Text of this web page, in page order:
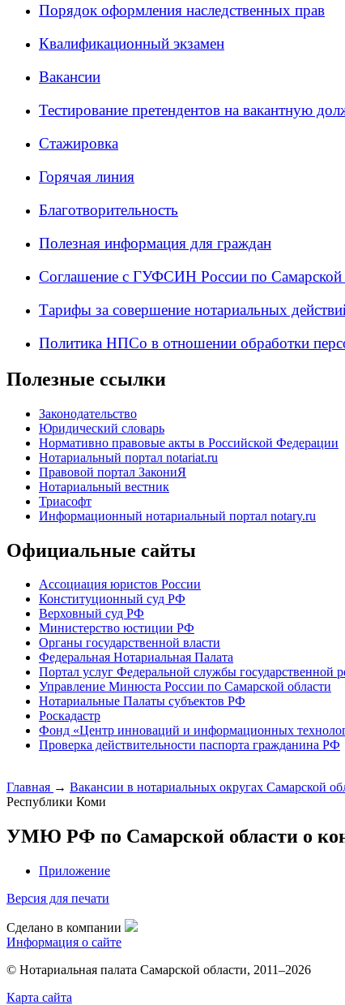
Порядок оформления наследственных прав
Квалификационный экзамен
Вакансии
Тестирование претендентов на вакантную
Стажировка
Горячая линия
Благотворительность
Полезная информация для граждан
Соглашение с ГУФСИН России по Самарской
Тарифы за совершение нотариальных
Политика НПСо в отношении обработки
Полезные ссылки
Законодательство
Юридический словарь
Нормативно правовые акты в Российской Федерации
Нотариальный портал notariat.ru
Правовой портал ЗакониЯ
Нотариальный вестник
Триасофт
Информационный нотариальный портал notary.ru
Официальные сайты
Ассоциация юристов России
Конституционный суд РФ
Верховный суд РФ
Министерство юстиции РФ
Органы государственной власти
Федеральная Нотариальная Палата
Портал услуг Федеральной службы государственной
Управление Минюста России по Самарской области
Нотариальные Палаты субъектов РФ
Роскадастр
Фонд «Центр инноваций и информационных
Проверка действительности паспорта гражданина РФ
Главная → Вакансии в нотариальных округах Самарской
Республики Коми
УМЮ РФ по Самарской области о
Приложение
Версия для печати
Сделано в компании
Информация о сайте
© Нотариальная палата Самарской области, 2011–2026
Карта сайта